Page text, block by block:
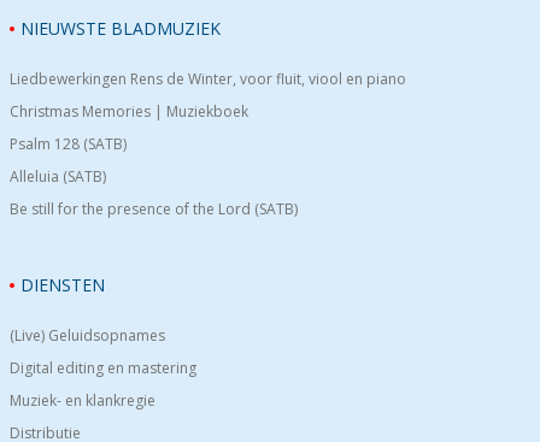
NIEUWSTE BLADMUZIEK
Liedbewerkingen Rens de Winter, voor fluit, viool en piano
Christmas Memories | Muziekboek
Psalm 128 (SATB)
Alleluia (SATB)
Be still for the presence of the Lord (SATB)
DIENSTEN
(Live) Geluidsopnames
Digital editing en mastering
Muziek- en klankregie
Distributie